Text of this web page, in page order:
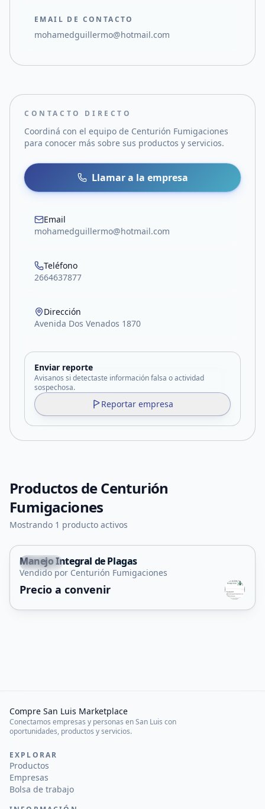
EMAIL DE CONTACTO
mohamedguillermo@hotmail.com
CONTACTO DIRECTO
Coordiná con el equipo de Centurión Fumigaciones
para conocer más sobre sus productos y servicios.
Llamar a la empresa
Email
mohamedguillermo@hotmail.com
Teléfono
2664637877
Dirección
Avenida Dos Venados 1870
Enviar reporte
Avisanos si detectaste información falsa o actividad
sospechosa.
Reportar empresa
Productos deCenturión
Fumigaciones
Mostrando 1 producto activos
Merlo
Servicio
Manejo Integral de Plagas
Vendido por Centurión Fumigaciones
Precio a convenir
Compre San Luis Marketplace
Conectamos empresas y personas en San Luis con
oportunidades, productos y servicios.
EXPLORAR
Productos
Empresas
Bolsa de trabajo